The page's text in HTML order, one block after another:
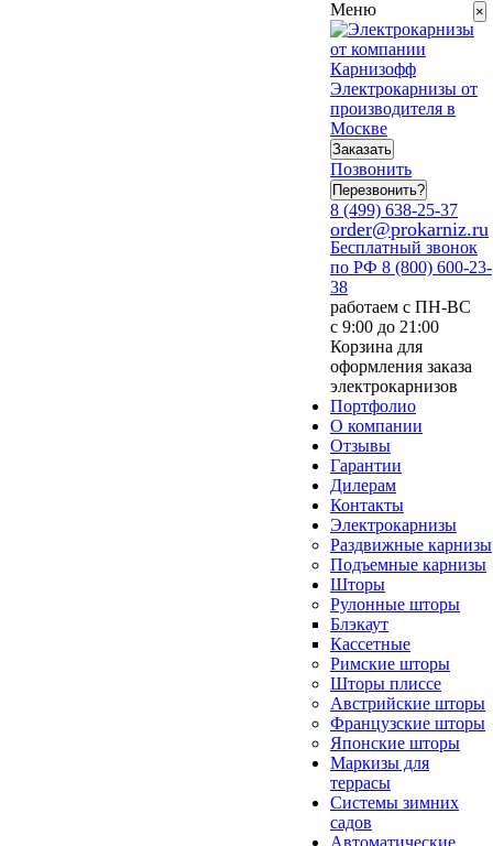
Меню
Электрокарнизы от
производителя в
Москве
Заказать
Позвонить
Перезвонить?
8 (499) 638-25-37
order@prokarniz.ru
Бесплатный звонок
по РФ 8 (800) 600-23-
38
работаем с ПН-ВС
с 9:00 до 21:00
Корзина для
оформления заказа
электрокарнизов
Портфолио
О компании
Отзывы
Гарантии
Дилерам
Контакты
Электрокарнизы
Раздвижные карнизы
Подъемные карнизы
Шторы
Рулонные шторы
Блэкаут
Кассетные
Римские шторы
Шторы плиссе
Австрийские шторы
Французские шторы
Японские шторы
Маркизы для
террасы
Системы зимних
садов
Автоматические
×